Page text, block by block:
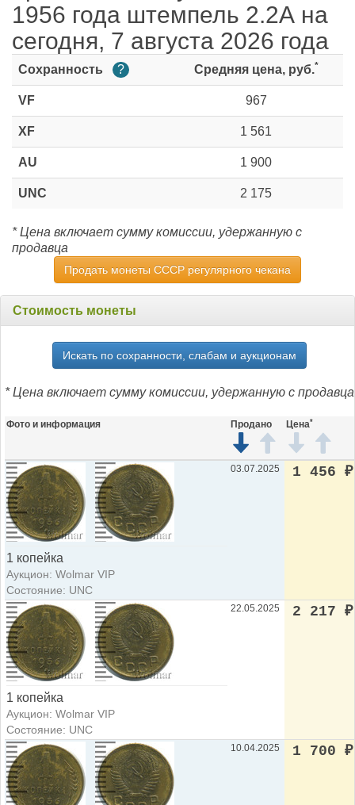
1956 года штемпель 2.2А на
сегодня, 7 августа 2026 года
Сохранность ? Средняя цена, руб.*
VF 967
XF 1 561
AU 1 900
UNC 2 175
* Цена включает сумму комиссии, удержанную с
продавца
Продать монеты СССР регулярного чекана
Стоимость монеты
Искать по сохранности, слабам и аукционам
* Цена включает сумму комиссии, удержанную с продавца
Фото и информация Продано Цена*
1 копейка
Аукцион: Wolmar VIP
Состояние: UNC
03.07.2025 1 456 ₽
1 копейка
Аукцион: Wolmar VIP
Состояние: UNC
22.05.2025 2 217 ₽
10.04.2025 1 700 ₽